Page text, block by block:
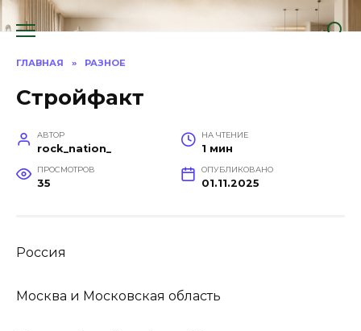
Перейти
к
ГЛАВНАЯ » РАЗНОЕ
Стройфакт
АВТОР
rock_nation_
НА ЧТЕНИЕ
1 мин
ПРОСМОТРОВ
35
ОПУБЛИКОВАНО
01.11.2025
Россия
Москва и Московская область